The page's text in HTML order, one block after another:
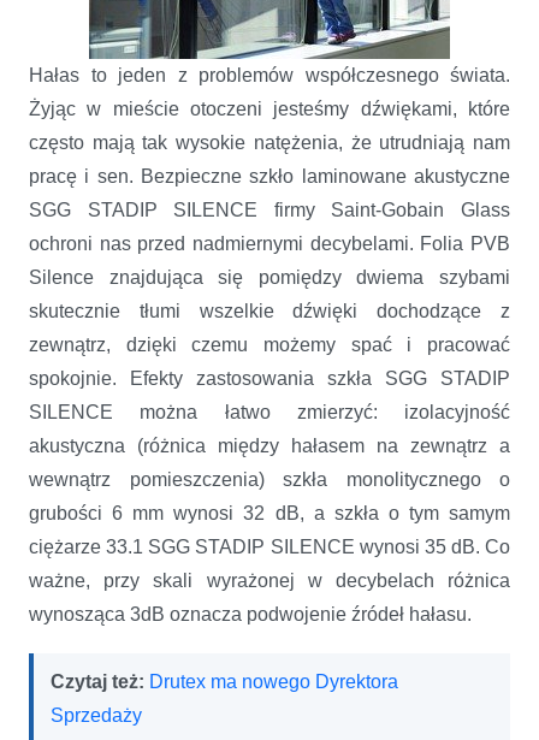
Hałas to jeden z problemów współczesnego świata.
Żyjąc w mieście otoczeni jesteśmy dźwiękami, które
często mają tak wysokie natężenia, że utrudniają nam
pracę i sen. Bezpieczne szkło laminowane akustyczne
SGG STADIP SILENCE firmy Saint-Gobain Glass
ochroni nas przed nadmiernymi decybelami. Folia PVB
Silence znajdująca się pomiędzy dwiema szybami
skutecznie tłumi wszelkie dźwięki dochodzące z
zewnątrz, dzięki czemu możemy spać i pracować
spokojnie. Efekty zastosowania szkła SGG STADIP
SILENCE można łatwo zmierzyć: izolacyjność
akustyczna (różnica między hałasem na zewnątrz a
wewnątrz pomieszczenia) szkła monolitycznego o
grubości 6 mm wynosi 32 dB, a szkła o tym samym
ciężarze 33.1 SGG STADIP SILENCE wynosi 35 dB. Co
ważne, przy skali wyrażonej w decybelach różnica
wynosząca 3dB oznacza podwojenie źródeł hałasu.
Czytaj też: Drutex ma nowego Dyrektora
Sprzedaży